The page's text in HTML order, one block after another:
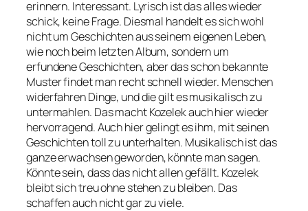
erinnern. Interessant. Lyrisch ist das alles wieder
schick, keine Frage. Diesmal handelt es sich wohl
nicht um Geschichten aus seinem eigenen Leben,
wie noch beim letzten Album, sondern um
erfundene Geschichten, aber das schon bekannte
Muster findet man recht schnell wieder. Menschen
widerfahren Dinge, und die gilt es musikalisch zu
untermahlen. Das macht Kozelek auch hier wieder
hervorragend. Auch hier gelingt es ihm, mit seinen
Geschichten toll zu unterhalten. Musikalisch ist das
ganze erwachsen geworden, könnte man sagen.
Könnte sein, dass das nicht allen gefällt. Kozelek
bleibt sich treu ohne stehen zu bleiben. Das
schaffen auch nicht gar zu viele.